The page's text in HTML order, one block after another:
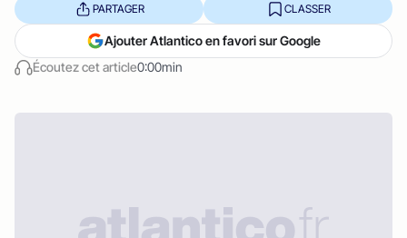
Écoutez cet article0:00min
PARTAGER CLASSER
Ajouter Atlantico en favori sur Google